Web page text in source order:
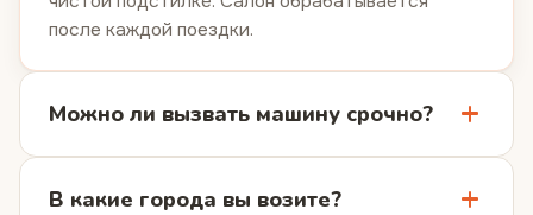
после каждой поездки.
Можно ли вызвать машину срочно?
В какие города вы возите?